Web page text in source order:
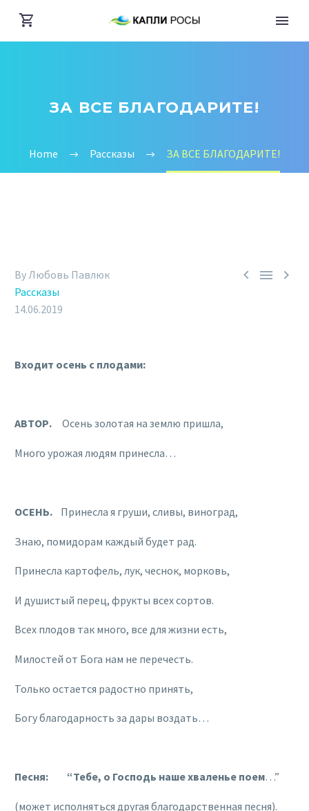
ЗА ВСЕ БЛАГОДАРИТЕ!
Home Рассказы ЗА ВСЕ БЛАГОДАРИТЕ!
  
By Любовь Павлюк
Рассказы
14.06.2019
Входит осень с плодами:
АВТОР. Осень золотая на землю пришла,
Много урожая людям принесла…
ОСЕНЬ. Принесла я груши, сливы, виноград,
Знаю, помидорам каждый будет рад.
Принесла картофель, лук, чеснок, морковь,
И душистый перец, фрукты всех сортов.
Всех плодов так много, все для жизни есть,
Милостей от Бога нам не перечесть.
Только остается радостно принять,
Богу благодарность за дары воздать…
Песня: “Тебе, о Господь наше хваленье поем…”
(может исполняться другая благодарственная песня).